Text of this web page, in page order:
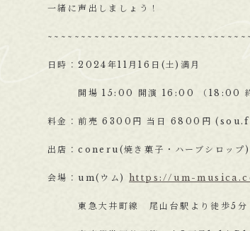
一緒に声出しましょう！
日時：2024年11月16日(土)満月
開場 15:00 開演 16:00 （18:00 終
料金：前売 6300円 当日 6800円
出店：coneru(焼き菓子・ハーブシロップ
会場：um(ウム) https://um-
東急大井町線 尾山台駅より徒歩5分